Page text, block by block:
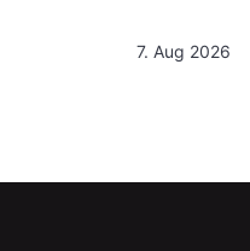
7. Aug 2026